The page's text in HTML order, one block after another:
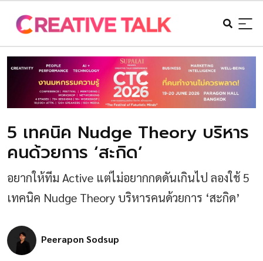
5 เทคนิค Nudge Theory บริหาร
คนด้วยการ ‘สะกิด’
อยากให้ทีม Active แต่ไม่อยากกดดันเกินไป ลองใช้ 5
เทคนิค Nudge Theory บริหารคนด้วยการ ‘สะกิด’
Peerapon Sodsup